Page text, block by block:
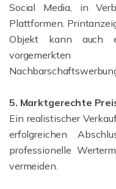
Social Media, in
Plattformen.
Objekt kann auch
5. Marktgerechte
Ein realistischer
erfolgreichen
professionelle
vermeiden.